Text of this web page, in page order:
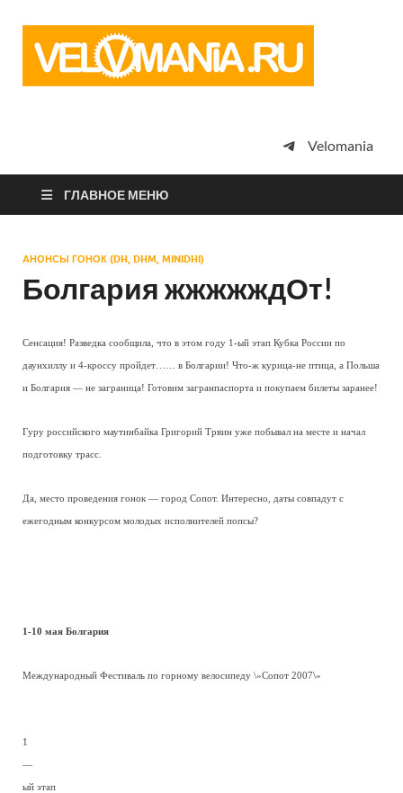
просто
Velomania
ГЛАВНОЕ МЕНЮ
АНОНСЫ ГОНОК (DH, DHM, MINIDHI)
Болгария жжжжждОт!
Сенсация! Разведка сообщила, что в этом году 1-ый этап Кубка России по
даунхиллу и 4-кроссу пройдет…… в Болгарии! Что-ж курица-не птица, а Польша
и Болгария — не заграница! Готовим загранпаспорта и покупаем билеты заранее!
Гуру российского маутинбайка Григорий Трвин уже побывал на месте и начал
подготовку трасс.
Да, место проведения гонок — город Сопот. Интересно, даты совпадут с
ежегодным конкурсом молодых исполнителей попсы?
1-10 мая Болгария
Международный Фестиваль по горному велосипеду \»Сопот 2007\»
1
—
ый этап